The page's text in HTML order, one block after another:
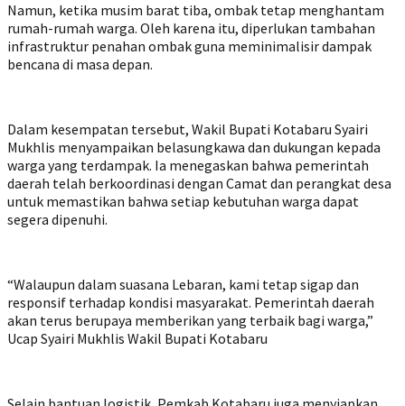
Namun, ketika musim barat tiba, ombak tetap menghantam
rumah-rumah warga. Oleh karena itu, diperlukan tambahan
infrastruktur penahan ombak guna meminimalisir dampak
bencana di masa depan.
Dalam kesempatan tersebut, Wakil Bupati Kotabaru Syairi
Mukhlis menyampaikan belasungkawa dan dukungan kepada
warga yang terdampak. Ia menegaskan bahwa pemerintah
daerah telah berkoordinasi dengan Camat dan perangkat desa
untuk memastikan bahwa setiap kebutuhan warga dapat
segera dipenuhi.
“Walaupun dalam suasana Lebaran, kami tetap sigap dan
responsif terhadap kondisi masyarakat. Pemerintah daerah
akan terus berupaya memberikan yang terbaik bagi warga,”
Ucap Syairi Mukhlis Wakil Bupati Kotabaru